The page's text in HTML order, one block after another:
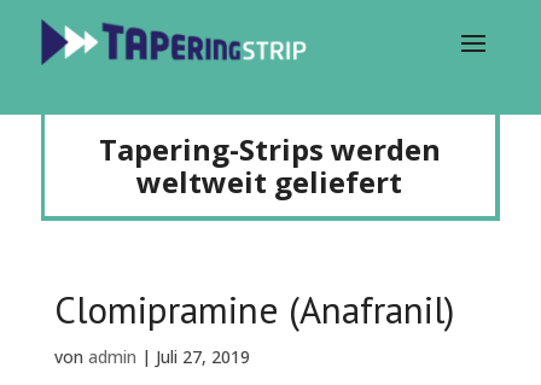
Tapering-Strips werden
weltweit geliefert
Clomipramine (Anafranil)
von admin | Juli 27, 2019